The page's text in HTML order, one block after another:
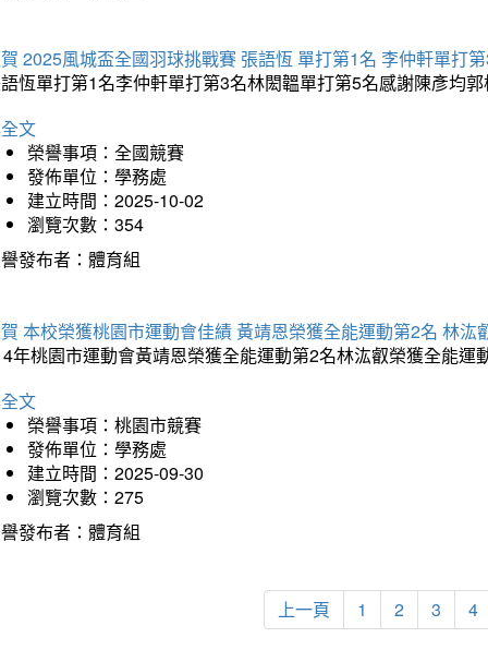
2025風城盃全國羽球挑戰賽 張語恆 單打第1名 李仲軒單打
恆單打第1名李仲軒單打第3名林閎韞單打第5名感謝陳彥均
文
榮譽事項：全國競賽
發佈單位：學務處
建立時間：2025-10-02
瀏覽次數：354
發布者：體育組
本校榮獲桃園市運動會佳績 黃靖恩榮獲全能運動第2名 林汯
年桃園市運動會黃靖恩榮獲全能運動第2名林汯叡榮獲全能運
文
榮譽事項：桃園市競賽
發佈單位：學務處
建立時間：2025-09-30
瀏覽次數：275
發布者：體育組
上一頁 1 2 3 4